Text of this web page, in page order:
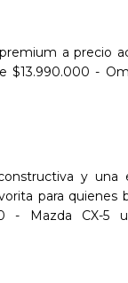
a precio
$13.990.000 -
y una
para quienes
- Mazda CX-5